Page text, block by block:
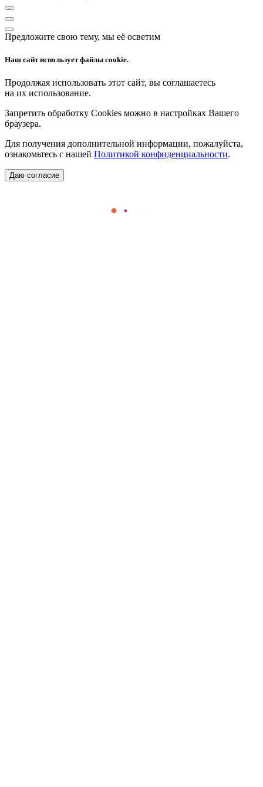
Предложите свою тему, мы её осветим
Наш сайт использует файлы cookie.
Продолжая использовать этот сайт, вы соглашаетесь
на их использование.
Запретить обработку Cookies можно в настройках Вашего
браузера.
Для получения дополнительной информации, пожалуйста,
ознакомьтесь с нашей Политикой конфиденциальности.
Даю согласие